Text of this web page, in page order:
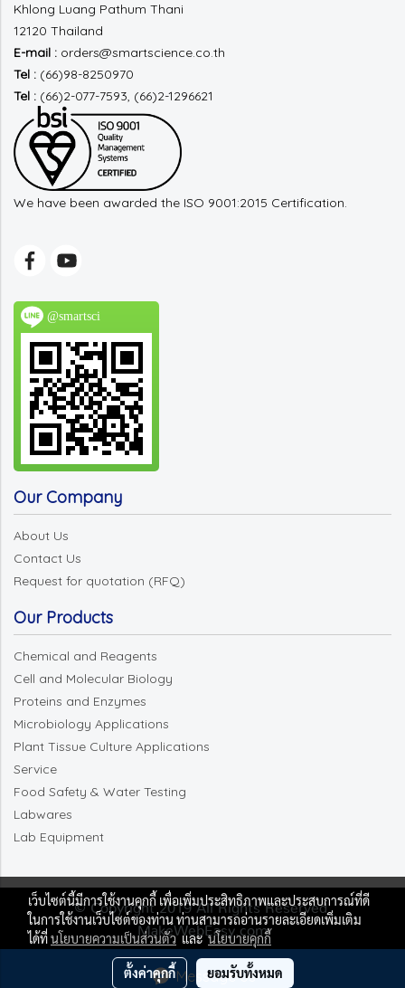
Message Us
Khlong Luang Pathum Thani
12120 Thailand
E-mail : orders@smartscience.co.th
Tel : (66)98-8250970
Tel : (66)2-077-7593, (66)2-1296621
We have been awarded the ISO 9001:2015 Certification.
@smartsci
Our Company
About Us
Contact Us
Request for quotation (RFQ)
Our Products
Chemical and Reagents
Cell and Molecular Biology
Proteins and Enzymes
Microbiology Applications
Plant Tissue Culture Applications
Service
Food Safety & Water Testing
Labwares
Lab Equipment
© Copyright 2019 All Rights Reserved.
MakeWebEasy.com
ผู้เข้าชมวันนี้ 9,782
เว็บไซต์นี้มีการใช้งานคุกกี้ เพื่อเพิ่มประสิทธิภาพและประสบการณ์ที่ดี
ในการใช้งานเว็บไซต์ของท่าน ท่านสามารถอ่านรายละเอียดเพิ่มเติม
ได้ที่นโยบายความเป็นส่วนตัวและนโยบายคุกกี้
ตั้งค่าคุกกี้ ยอมรับทั้งหมด